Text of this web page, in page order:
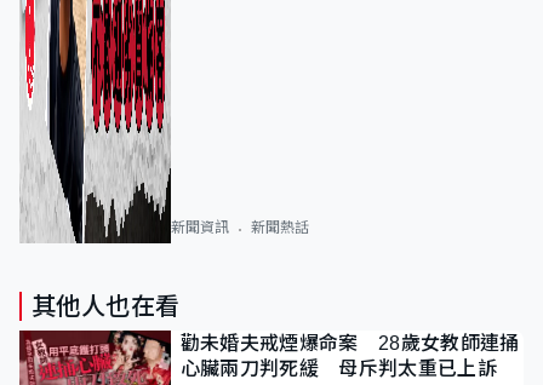
新聞資訊 新聞熱話
其他人也在看
勸未婚夫戒煙爆命案 28歲女教師連捅
心臟兩刀判死緩 母斥判太重已上訴